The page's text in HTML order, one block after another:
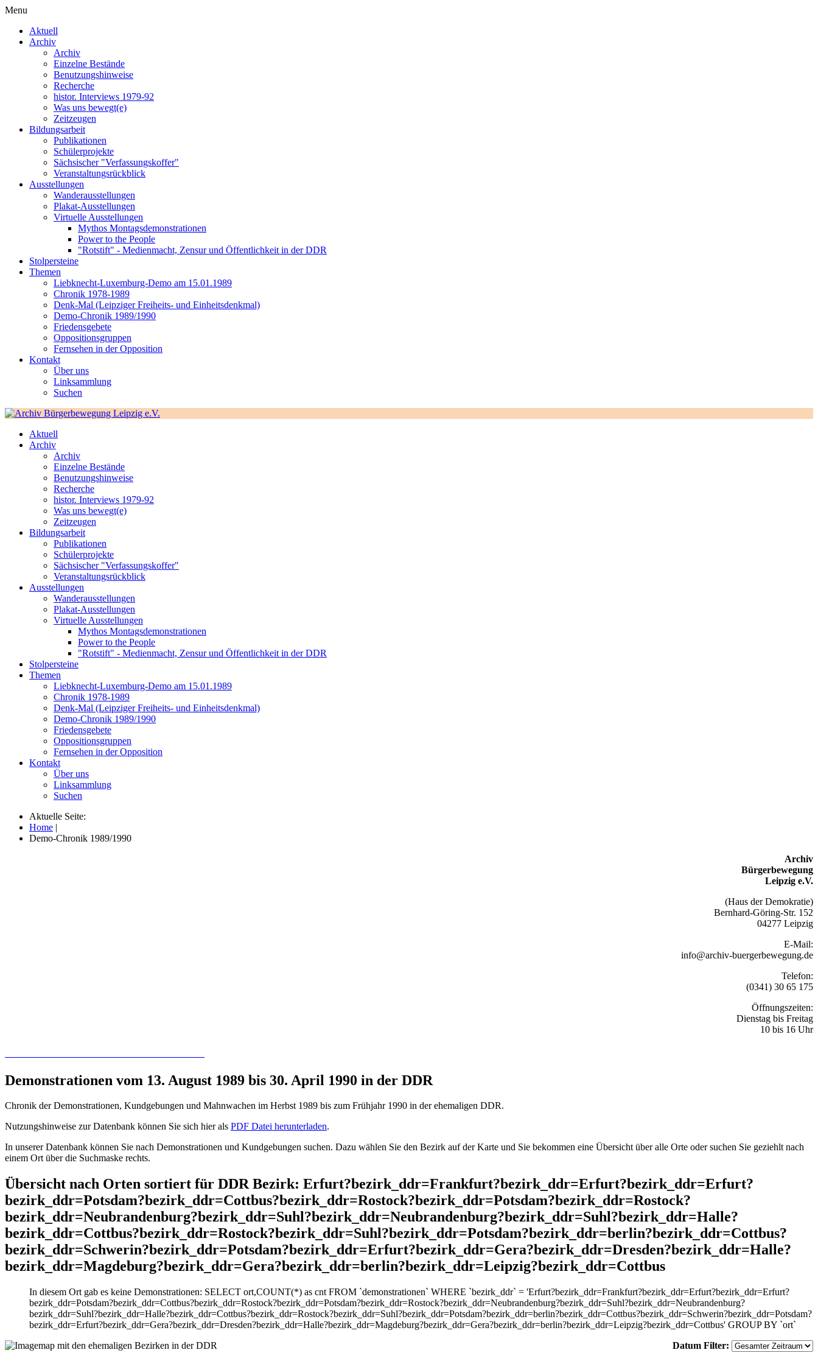
Menu
Aktuell
Archiv
Archiv
Einzelne Bestände
Benutzungshinweise
Recherche
histor. Interviews 1979-92
Was uns bewegt(e)
Zeitzeugen
Bildungsarbeit
Publikationen
Schülerprojekte
Sächsischer "Verfassungskoffer"
Veranstaltungsrückblick
Ausstellungen
Wanderausstellungen
Plakat-Ausstellungen
Virtuelle Ausstellungen
Mythos Montagsdemonstrationen
Power to the People
"Rotstift" - Medienmacht, Zensur und Öffentlichkeit in der DDR
Stolpersteine
Themen
Liebknecht-Luxemburg-Demo am 15.01.1989
Chronik 1978-1989
Denk-Mal (Leipziger Freiheits- und Einheitsdenkmal)
Demo-Chronik 1989/1990
Friedensgebete
Oppositionsgruppen
Fernsehen in der Opposition
Kontakt
Über uns
Linksammlung
Suchen
Aktuell
Archiv
Archiv
Einzelne Bestände
Benutzungshinweise
Recherche
histor. Interviews 1979-92
Was uns bewegt(e)
Zeitzeugen
Bildungsarbeit
Publikationen
Schülerprojekte
Sächsischer "Verfassungskoffer"
Veranstaltungsrückblick
Ausstellungen
Wanderausstellungen
Plakat-Ausstellungen
Virtuelle Ausstellungen
Mythos Montagsdemonstrationen
Power to the People
"Rotstift" - Medienmacht, Zensur und Öffentlichkeit in der DDR
Stolpersteine
Themen
Liebknecht-Luxemburg-Demo am 15.01.1989
Chronik 1978-1989
Denk-Mal (Leipziger Freiheits- und Einheitsdenkmal)
Demo-Chronik 1989/1990
Friedensgebete
Oppositionsgruppen
Fernsehen in der Opposition
Kontakt
Über uns
Linksammlung
Suchen
Aktuelle Seite:
Home |
Demo-Chronik 1989/1990
Archiv
Bürgerbewegung
Leipzig e.V.
(Haus der Demokratie)
Bernhard-Göring-Str. 152
04277 Leipzig
E-Mail:
info@archiv-buergerbewegung.de
Telefon:
(0341) 30 65 175
Öffnungszeiten:
Dienstag bis Freitag
10 bis 16 Uhr
Demonstrationen vom 13. August 1989 bis 30. April 1990 in der DDR
Chronik der Demonstrationen, Kundgebungen und Mahnwachen im Herbst 1989 bis zum Frühjahr 1990 in der ehemaligen DDR.
Nutzungshinweise zur Datenbank können Sie sich hier als PDF Datei herunterladen.
In unserer Datenbank können Sie nach Demonstrationen und Kundgebungen suchen. Dazu wählen Sie den Bezirk auf der Karte und Sie bekommen eine Übersicht über alle Orte oder suchen Sie geziehlt nach
einem Ort über die Suchmaske rechts.
Übersicht nach Orten sortiert für DDR Bezirk: Erfurt?bezirk_ddr=Frankfurt?bezirk_ddr=Erfurt?bezirk_ddr=Erfurt?
bezirk_ddr=Potsdam?bezirk_ddr=Cottbus?bezirk_ddr=Rostock?bezirk_ddr=Potsdam?bezirk_ddr=Rostock?
bezirk_ddr=Neubrandenburg?bezirk_ddr=Suhl?bezirk_ddr=Neubrandenburg?bezirk_ddr=Suhl?bezirk_ddr=Halle?
bezirk_ddr=Cottbus?bezirk_ddr=Rostock?bezirk_ddr=Suhl?bezirk_ddr=Potsdam?bezirk_ddr=berlin?bezirk_ddr=Cottbus?
bezirk_ddr=Schwerin?bezirk_ddr=Potsdam?bezirk_ddr=Erfurt?bezirk_ddr=Gera?bezirk_ddr=Dresden?bezirk_ddr=Halle?
bezirk_ddr=Magdeburg?bezirk_ddr=Gera?bezirk_ddr=berlin?bezirk_ddr=Leipzig?bezirk_ddr=Cottbus
In diesem Ort gab es keine Demonstrationen: SELECT ort,COUNT(*) as cnt FROM `demonstrationen` WHERE `bezirk_ddr` = 'Erfurt?bezirk_ddr=Frankfurt?bezirk_ddr=Erfurt?bezirk_ddr=Erfurt?
bezirk_ddr=Potsdam?bezirk_ddr=Cottbus?bezirk_ddr=Rostock?bezirk_ddr=Potsdam?bezirk_ddr=Rostock?bezirk_ddr=Neubrandenburg?bezirk_ddr=Suhl?bezirk_ddr=Neubrandenburg?
bezirk_ddr=Suhl?bezirk_ddr=Halle?bezirk_ddr=Cottbus?bezirk_ddr=Rostock?bezirk_ddr=Suhl?bezirk_ddr=Potsdam?bezirk_ddr=berlin?bezirk_ddr=Cottbus?bezirk_ddr=Schwerin?bezirk_ddr=Potsdam?
bezirk_ddr=Erfurt?bezirk_ddr=Gera?bezirk_ddr=Dresden?bezirk_ddr=Halle?bezirk_ddr=Magdeburg?bezirk_ddr=Gera?bezirk_ddr=berlin?bezirk_ddr=Leipzig?bezirk_ddr=Cottbus' GROUP BY `ort`
Datum Filter: